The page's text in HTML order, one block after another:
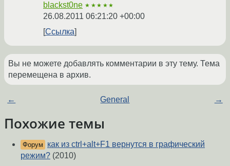
blackst0ne ★★★★★
26.08.2011 06:21:20 +00:00
Ссылка
Вы не можете добавлять комментарии в эту тему. Тема
перемещена в архив.
← General →
Похожие темы
Форум
как из ctrl+alt+F1 вернутся в графический
режим? (2010)